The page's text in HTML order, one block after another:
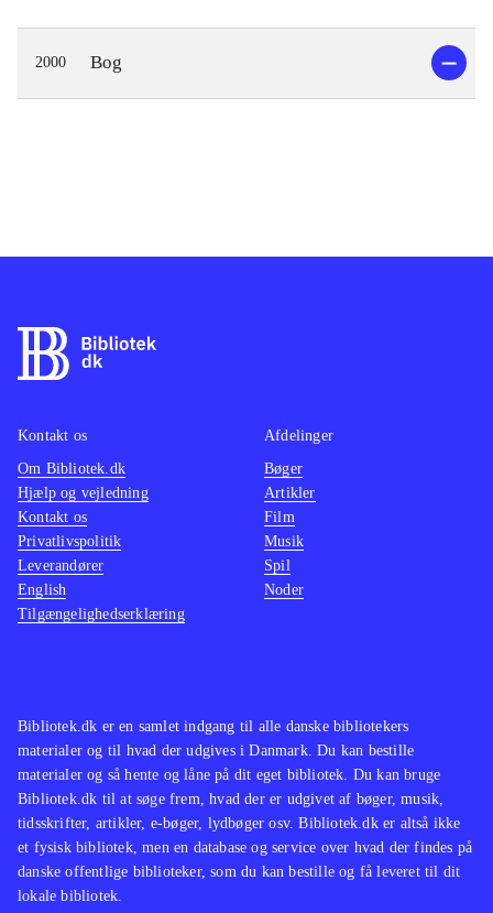
2000 Bog
Bibliotek.dk er en samlet indgang til alle danske bibliotekers
materialer og til hvad der udgives i Danmark. Du kan bestille
materialer og så hente og låne på dit eget bibliotek. Du kan bruge
Bibliotek.dk til at søge frem, hvad der er udgivet af bøger, musik,
tidsskrifter, artikler, e-bøger, lydbøger osv. Bibliotek.dk er altså ikke
et fysisk bibliotek, men en database og service over hvad der findes på
danske offentlige biblioteker, som du kan bestille og få leveret til dit
lokale bibliotek.
Kontakt os
Om Bibliotek.dk
Hjælp og vejledning
Kontakt os
Privatlivspolitik
Leverandører
English
Tilgængelighedserklæring
Afdelinger
Bøger
Artikler
Film
Musik
Spil
Noder